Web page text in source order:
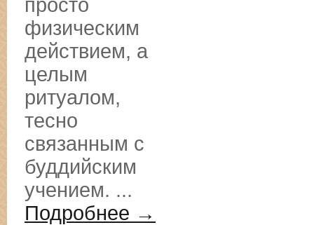
просто
физическим
действием, а
целым
ритуалом,
тесно
связанным с
буддийским
учением. ...
Подробнее →